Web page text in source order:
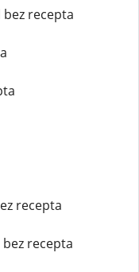
recepta
recepta
recepta